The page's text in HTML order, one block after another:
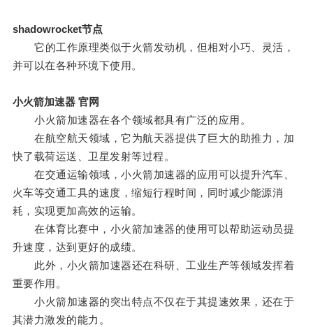
shadowrocket节点
它的工作原理类似于火箭发动机，但相对小巧、灵活，
并可以在各种环境下使用。
小火箭加速器 官网
小火箭加速器在各个领域都具有广泛的应用。
在航空航天领域，它为航天器提供了巨大的助推力，加
快了载荷运送、卫星发射等过程。
在交通运输领域，小火箭加速器的应用可以提升汽车、
火车等交通工具的速度，缩短行程时间，同时减少能源消
耗，实现更加高效的运输。
在体育比赛中，小火箭加速器的使用可以帮助运动员提
升速度，达到更好的成绩。
此外，小火箭加速器还在科研、工业生产等领域发挥着
重要作用。
小火箭加速器的突出特点不仅在于其提速效果，还在于
其潜力激发的能力。